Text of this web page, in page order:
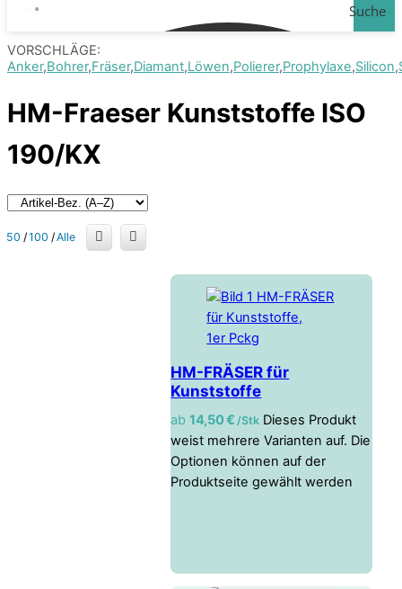
Suche
VORSCHLÄGE:
Anker Bohrer Fräser Diamant Löwen Polierer Prophylaxe Silicon
HM-Fraeser Kunststoffe ISO
190/KX
50 /100 /Alle
HM-FRÄSER für
Kunststoffe
ab14,50€ / Stk Dieses Produkt
weist mehrere Varianten auf. Die
Optionen können auf der
Produktseite gewählt werden